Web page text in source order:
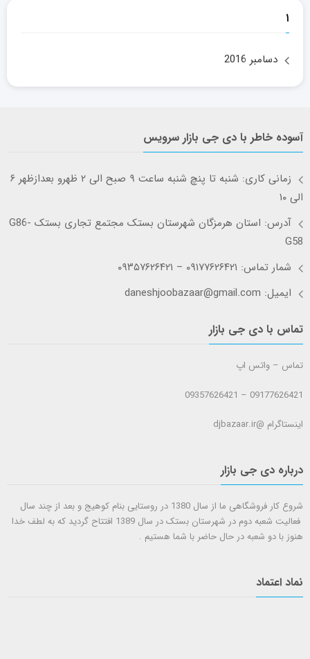
۱
دسامبر 2016
آسوده خاطر با دی جی بازار سرویس
زمانی کاری: شنبه تا پنچ شنبه ساعت ۹ صبح الی ۲ ظهرو بعدازظهر ۶
الی ۱۰
آدرس: استان هرمزگان شهرستان بستک مجتمع تجاری بستک G86-
G58
شمار تماس: ۰۹۱۷۷۶۲۶۴۲۱ – ۰۹۳۵۷۶۲۶۴۲۱
ایمیل: daneshjoobazaar@gmail.com
تماس با دی جی بازار
تماس – واتس اپ
09177626421 – 09357626421
اینستاگرام @djbazaar.ir
درباره دی جی بازار
شروع کار فروشگاهی ما از سال 1380 در روستایی بنام کوهیج و بعد از چند سال
فعالیت شعبه دوم در شهرستان بستک در سال 1389 افتتاح گردید که به لطف خدا
هنوز با دو شعبه در حال حاضر با شما هستيم .
نماد اعتماد